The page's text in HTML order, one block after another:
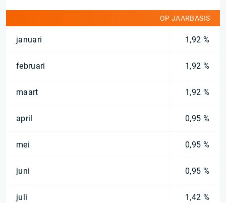
OP JAARBASIS
januari 1,92 %
februari 1,92 %
maart 1,92 %
april 0,95 %
mei 0,95 %
juni 0,95 %
juli 1,42 %